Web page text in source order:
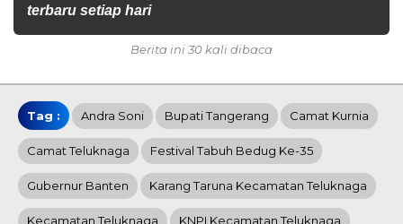
terbaru setiap hari
Berita ini 30 kali dibaca
Tag : Andra Soni Bupati Tangerang Camat Kurnia
Camat Teluknaga Festival Tabuh Bedug Ke-35
Gubernur Banten Karang Taruna Kecamatan Teluknaga
Kecamatan Teluknaga KNPI Kecamatan Teluknaga